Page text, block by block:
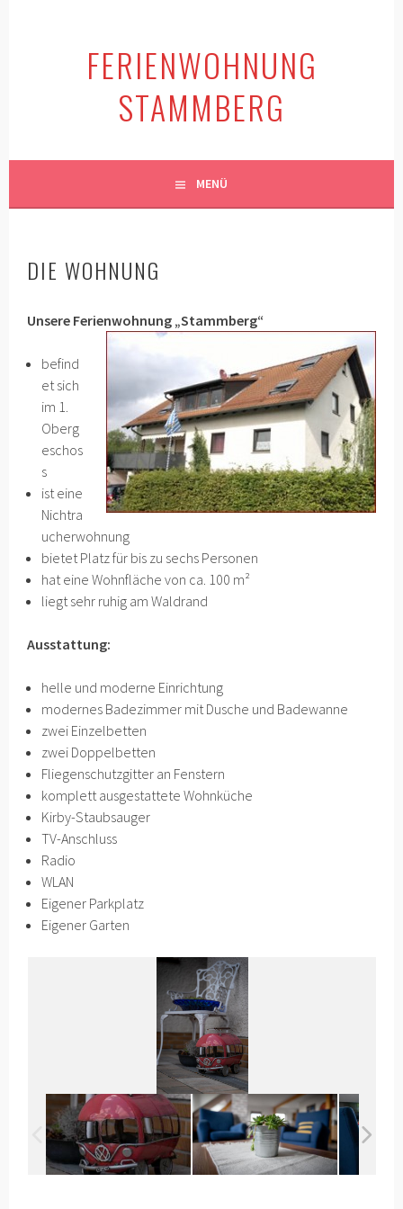
FERIENWOHNUNG
STAMMBERG
MENÜ
DIE WOHNUNG
Unsere Ferienwohnung „Stammberg“
befind
et sich
im 1.
Oberg
eschos
s
ist eine
Nichtra
ucherwohnung
bietet Platz für bis zu sechs Personen
hat eine Wohnfläche von ca. 100 m²
liegt sehr ruhig am Waldrand
Ausstattung:
helle und moderne Einrichtung
modernes Badezimmer mit Dusche und Badewanne
zwei Einzelbetten
zwei Doppelbetten
Fliegenschutzgitter an Fenstern
komplett ausgestattete Wohnküche
Kirby-Staubsauger
TV-Anschluss
Radio
WLAN
Eigener Parkplatz
Eigener Garten